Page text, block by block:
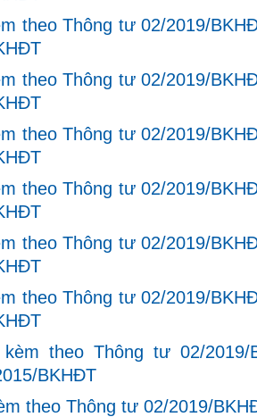
theo Thông tư 02/2019/
theo Thông tư 02/2019/
theo Thông tư 02/2019/
theo Thông tư 02/2019/
theo Thông tư 02/2019/
theo Thông tư 02/2019/
theo Thông tư 02/
BKHĐT
theo Thông tư 02/2019/